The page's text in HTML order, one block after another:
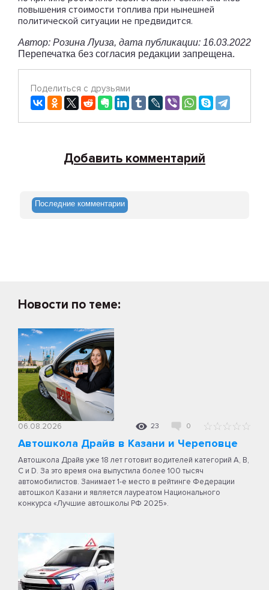
повышения стоимости топлива при нынешней
политической ситуации не предвидится.
Автор: Розина Луиза, дата публикации: 16.03.2022
Перепечатка без согласия редакции запрещена.
Поделиться с друзьями
Добавить комментарий
Последние комментарии
Новости по теме:
06.08.2026 23 0
Автошкола Драйв в Казани и Череповце
Автошкола Драйв уже 18 лет готовит водителей категорий A, B,
C и D. За это время она выпустила более 100 тысяч
автомобилистов. Занимает 1-е место в рейтинге Федерации
автошкол Казани и является лауреатом Национального
конкурса «Лучшие автошколы РФ 2025».